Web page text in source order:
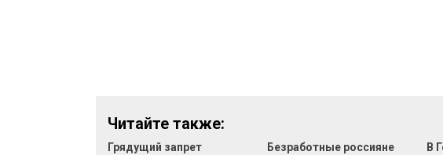
Читайте также:
Грядущий запрет
Безработные россияне
В